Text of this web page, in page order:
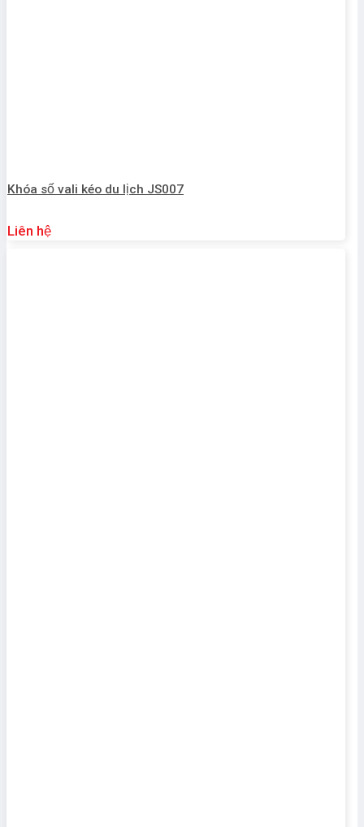
Khóa số vali kéo du lịch JS007
Liên hệ